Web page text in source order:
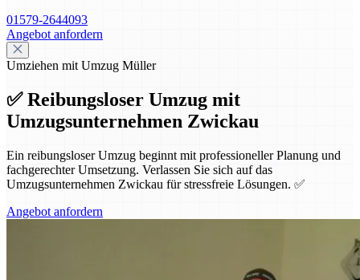
01579-2644093
Angebot anfordern
Umziehen mit Umzug Müller
✅ Reibungsloser Umzug mit
Umzugsunternehmen Zwickau
Ein reibungsloser Umzug beginnt mit professioneller Planung und
fachgerechter Umsetzung. Verlassen Sie sich auf das
Umzugsunternehmen Zwickau für stressfreie Lösungen. ✅
Angebot anfordern